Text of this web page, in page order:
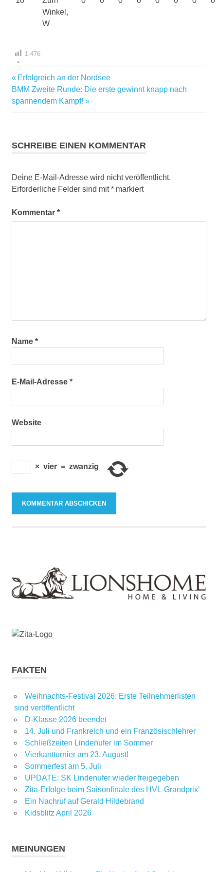
Winkel,
W
1.476
Beitragsnavigation
Vorheriger
Beitrag:
Erfolgreich an der Nordsee
Nächster
Beitrag:
BMM Zweite Runde: Die erste gewinnt knapp nach
spannendem Kampf!
SCHREIBE EINEN KOMMENTAR
Deine E-Mail-Adresse wird nicht veröffentlicht.
Erforderliche Felder sind mit* markiert
Kommentar *
Name *
E-Mail-Adresse *
Website
× vier = zwanzig
FAKTEN
Weihnachts-Festival 2026: Erste Teilnehmerlisten
sind veröffentlicht
D-Klasse 2026 beendet
14. Juli und Frankreich und ein Französischlehrer
Schließzeiten Lindenufer im Sommer
Vierkantturnier am 23. August!
Sommerfest am 5. Juli
UPDATE: SK Lindenufer wieder freigegeben
Zita-Erfolge beim Saisonfinale des HVL-Grandprix‘
Ein Nachruf auf Gerald Hildebrand
Kidsblitz April 2026
MEINUNGEN